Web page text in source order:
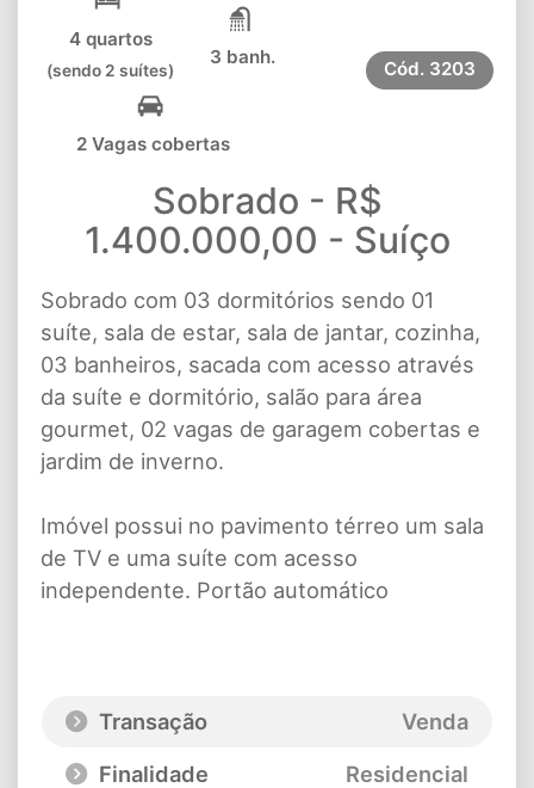
4 quartos
(sendo 2 suítes)
3 banh.
2 Vagas cobertas
Cód. 3203
Sobrado - R$
1.400.000,00 - Suíço
Sobrado com 03 dormitórios sendo 01
suíte, sala de estar, sala de jantar, cozinha,
03 banheiros, sacada com acesso através
da suíte e dormitório, salão para área
gourmet, 02 vagas de garagem cobertas e
jardim de inverno.
Imóvel possui no pavimento térreo um sala
de TV e uma suíte com acesso
independente. Portão automático
Transação
Venda
Finalidade
Residencial